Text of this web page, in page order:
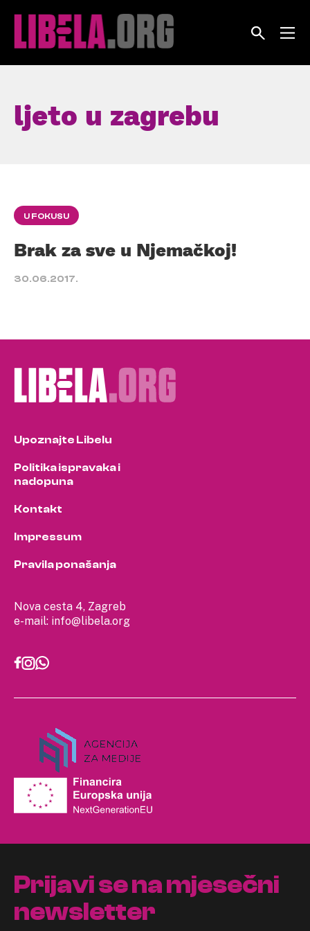
ljeto u zagrebu
U FOKUSU
Brak za sve u Njemačkoj!
30.06.2017.
Nova cesta 4, Zagreb
e-mail: info@libela.org
Upoznajte Libelu
Politika ispravaka i
nadopuna
Kontakt
Impressum
Pravila ponašanja
Prijavi se na mjesečni
newsletter